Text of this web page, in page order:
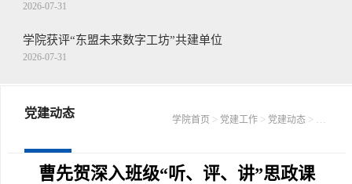
2026-07-31
学院获评“东盟未来数字工坊”共建单位
2026-07-31
2026-07-30
学院首页 > 党建工作> 党建动态> 正文
党建动态
曹先贺深入班级“听、评、讲”思政课